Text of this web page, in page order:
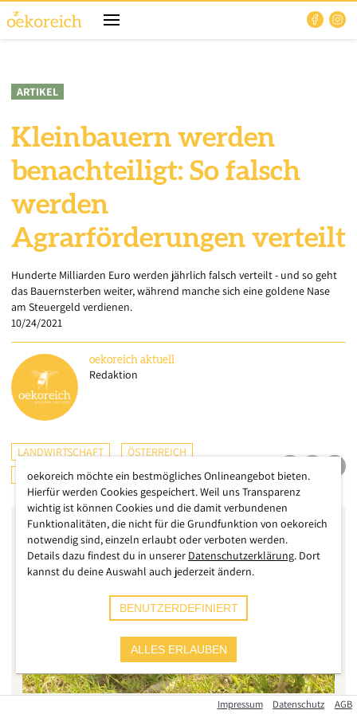
ARTIKEL
Kleinbauern werden
benachteiligt: So falsch
werden
Agrarförderungen verteilt
Hunderte Milliarden Euro werden jährlich falsch verteilt - und so geht
das Bauernsterben weiter, während manche sich eine goldene Nase
am Steuergeld verdienen.
10/24/2021
oekoreich aktuell
Redaktion
LANDWIRTSCHAFT
ÖSTERREICH
INTERNATIONAL
Impressum Datenschutz AGB
oekoreich möchte ein bestmögliches Onlineangebot bieten.
Hierfür werden Cookies gespeichert. Weil uns Transparenz
wichtig ist können Cookies und die damit verbundenen
Funktionalitäten, die nicht für die Grundfunktion von oekoreich
notwendig sind, einzeln erlaubt oder verboten werden.
Details dazu findest du in unserer Datenschutzerklärung. Dort
kannst du deine Auswahl auch jederzeit ändern.
BENUTZERDEFINIERT
ALLES ERLAUBEN